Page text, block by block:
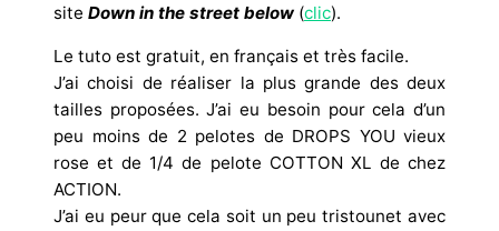
site Down in the street below (clic).
Le tuto est gratuit, en français et très facile.
J’ai choisi de réaliser la plus grande des deux
tailles proposées. J’ai eu besoin pour cela d’un
peu moins de 2 pelotes de DROPS YOU vieux
rose et de 1/4 de pelote COTTON XL de chez
ACTION.
J’ai eu peur que cela soit un peu tristounet avec